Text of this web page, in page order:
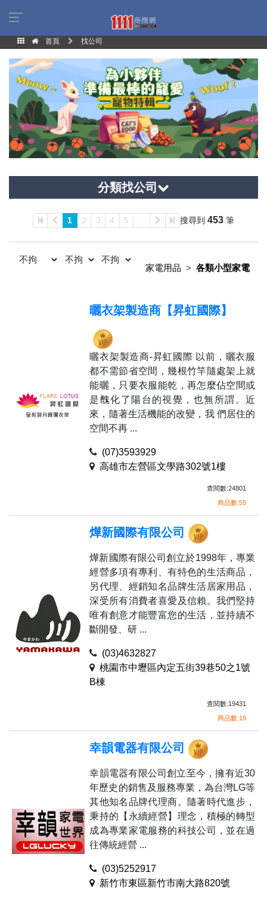
首頁 找公司
分類找公司
1 2 3 4 5 搜尋到 453 筆
家電用品 各類小型家電
曬衣架製造商【昇虹國際】
曬衣架製造商-昇虹國際 以前，曬衣服
都不需節省空間，幾根竹竿隨處架上就
能曬，只要衣服能乾，再怎麼佔空間或
是醜化了陽台的視覺，也無所謂。近
來，隨著生活機能的改變，我 們居住的
空間不再 ...
(07)3593929
高雄市左營區文學路302號1樓
查閱數:24801
商品數:55
燁新國際有限公司
燁新國際有限公司創立於1998年，專業
經營多項有專利、有特色的生活商品，
另代理、經銷知名品牌生活居家用品，
深受所有消費者喜愛及信賴。我們堅持
唯有創意才能豐富您的生活，並持續不
斷開發、研 ...
(03)4632827
桃園市中壢區內定五街39巷50之1號
B棟
查閱數:19431
商品數:19
幸韻電器有限公司
幸韻電器有限公司創立至今，擁有近30
年歷史的銷售及服務專業，為台灣LG等
其他知名品牌代理商。隨著時代進步，
秉持的【永續經營】理念，積極的轉型
成為專業家電服務的科技公司，並在過
往傳統經營 ...
(03)5252917
新竹市東區新竹市南大路820號